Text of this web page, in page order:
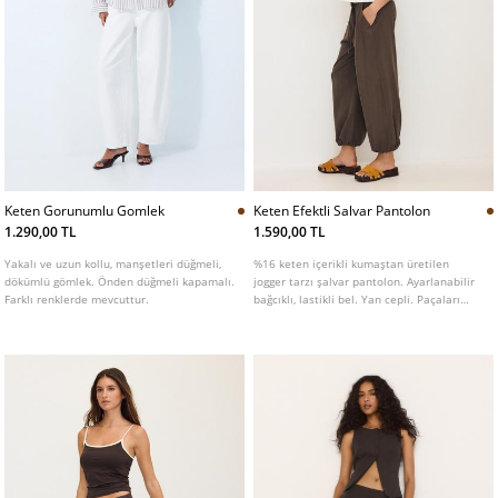
Keten Gorunumlu Gomlek
1.290,00 TL
Yakalı ve uzun kollu, manşetleri düğmeli,
dökümlü gömlek. Önden düğmeli kapamalı.
Farklı renklerde mevcuttur.
Keten Efektli Salvar Pantolon
1.590,00 TL
%16 keten içerikli kumaştan üretilen
jogger tarzı şalvar pantolon. Ayarlanabilir
bağcıklı, lastikli bel. Yan cepli. Paçaları